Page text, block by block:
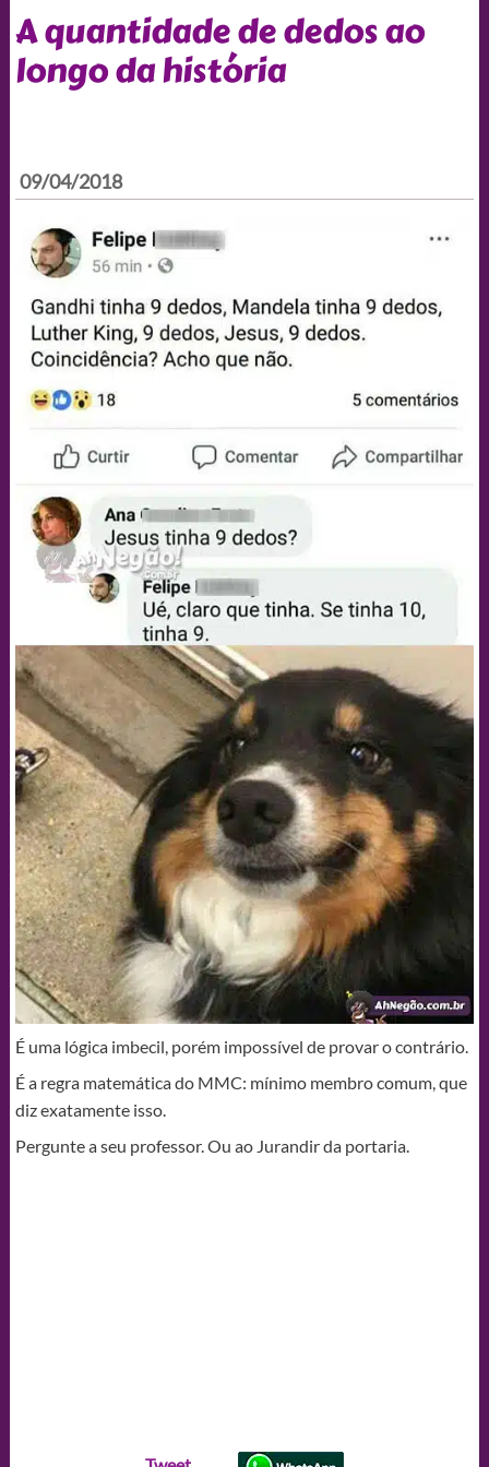
A quantidade de dedos ao
longo da história
09/04/2018
É uma lógica imbecil, porém impossível de provar o contrário.
É a regra matemática do MMC: mínimo membro comum, que
diz exatamente isso.
Pergunte a seu professor. Ou ao Jurandir da portaria.